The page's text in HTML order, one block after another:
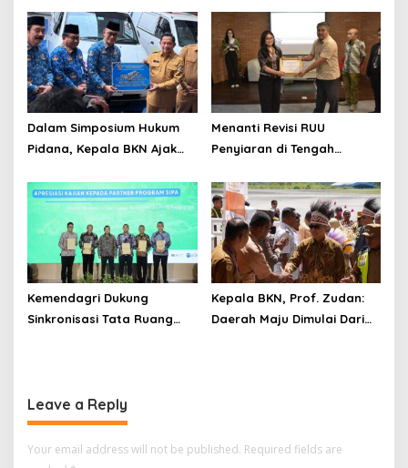
Gunakan Teknologi Ramah
Lingkungan
Gagasan Transformasi
Menuju Ekosistem
Penyiaran yang Adaptif
Dalam Simposium Hukum
Pidana, Kepala BKN Ajak
Pencegahan Tindak Pidana
di Birokrasi
Menanti Revisi RUU
Penyiaran di Tengah
Akademisi: Jangan Terus
Jadi “Messi dan Ronaldo”
Legislasi
Kemendagri Dukung
Sinkronisasi Tata Ruang
Kepala BKN, Prof. Zudan:
Daerah Maju Dimulai Dari
Leave a Reply
Your email address will not be published. Required fields are